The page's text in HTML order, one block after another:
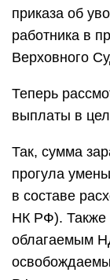
приказа об
работника в
Верховного
Теперь
выплаты в
Так, сумма
прогула
в составе
НК РФ). Также
облагаемым